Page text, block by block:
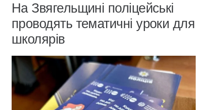
На Звягельщині поліцейські
проводять тематичні уроки для
школярів